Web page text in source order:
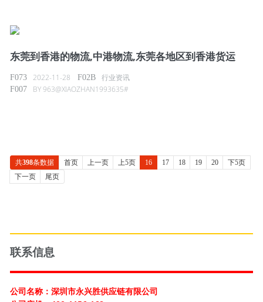
东莞到香港的物流,中港物流,东莞各地区到香港货运
2022-11-28
行业资讯
BY963@XIAOZHAN1993635#
共398条数据 首页 上一页 上5页 16 17 18 19 20
下5页
下一页
尾页
联系信息
公司名称：深圳市永兴胜供应链有限公司